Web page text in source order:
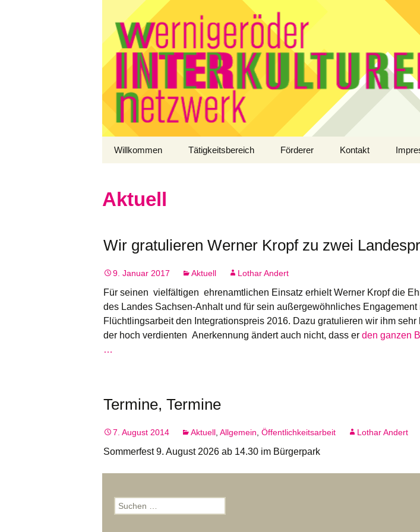
Willkommen Tätigkeitsbereich Förderer Kontakt
Aktuell
Wir gratulieren Werner Kropf zu zwei
9. Januar 2017 Aktuell Lothar Andert
Für seinen vielfältigen ehrenamtlichen Einsatz erhielt Werner Kropf die
des Landes Sachsen-Anhalt und für sein außergewöhnliches Engagement
Flüchtlingsarbeit den Integrationspreis 2016. Dazu gratulieren wir ihm sehr
der hoch verdienten Anerkennung ändert auch nicht, dass er den ganzen
…
Termine, Termine
7. August 2014 Aktuell Allgemein Öffentlichkeitsarbeit Lothar Andert
Sommerfest 9. August 2026 ab 14.30 im Bürgerpark
Suchen
nach: